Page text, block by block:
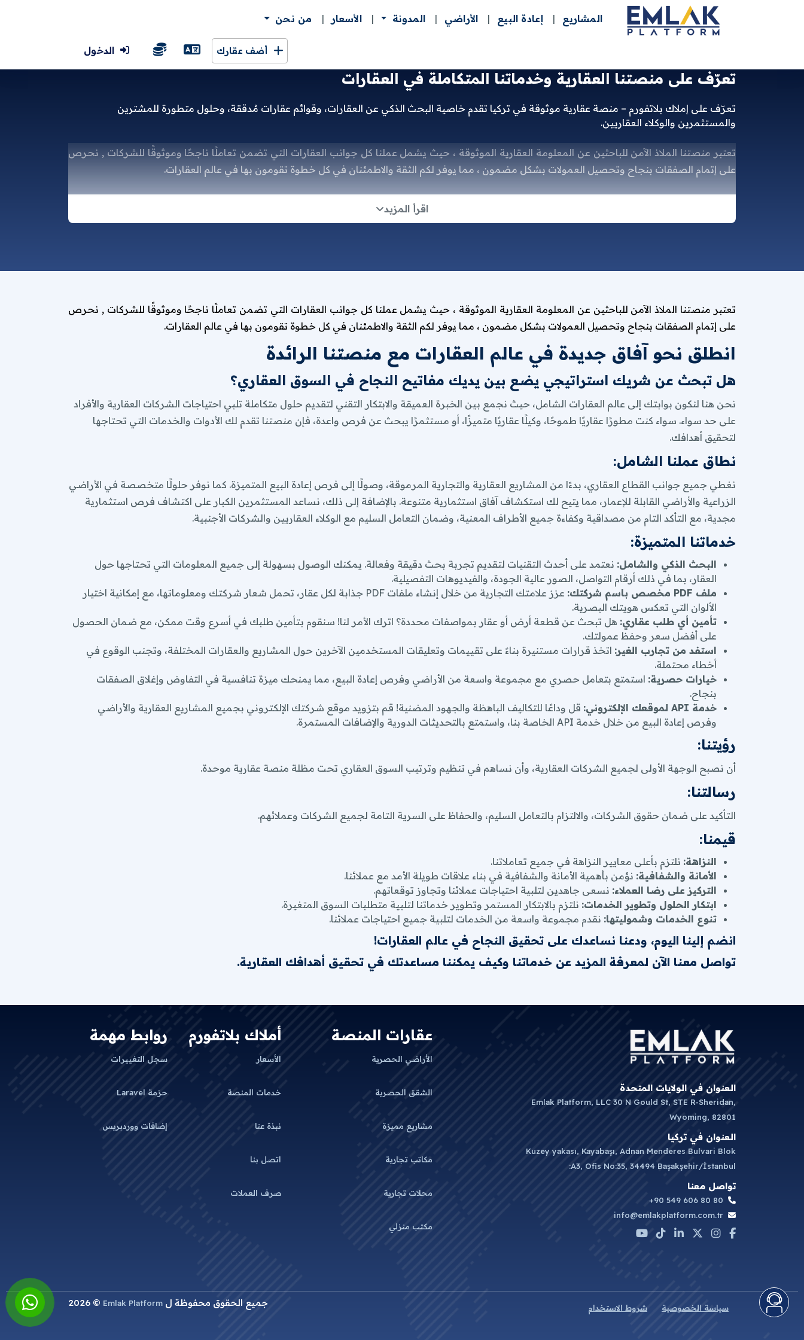
المشاريع إعادة البيع الأراضي المدونة الأسعار من نحن
أضف عقارك الدخول
تعرّف على منصتنا العقارية وخدماتنا المتكاملة في العقارات
تعرّف على إملاك بلاتفورم – منصة عقارية موثوقة في تركيا تقدم خاصية البحث الذكي عن العقارات، وقوائم عقارات مُدققة، وحلول متطورة للمشترين
والمستثمرين والوكلاء العقاريين.
تعتبر منصتنا الملاذ الآمن للباحثين عن المعلومة العقارية الموثوقة ، حيث يشمل عملنا كل جوانب العقارات التي تضمن تعاملًا ناجحًا وموثوقًا للشركات , نحرص
على إتمام الصفقات بنجاح وتحصيل العمولات بشكل مضمون ، مما يوفر لكم الثقة والاطمئنان في كل خطوة تقومون بها في عالم العقارات.
انطلق نحو آفاق جديدة في عالم العقارات مع منصتنا الرائدة
هل تبحث عن شريك استراتيجي يضع بين يديك مفاتيح النجاح في السوق العقاري؟
لتحقيق أهدافك.
نغطي جميع جوانب القطاع العقاري، بدءًا من المشاريع العقارية والتجارية المرموقة، وصولًا إلى فرص إعادة البيع المتميزة. كما نوفر حلولًا متخصصة في الأراضي
الزراعية والأراضي القابلة للإعمار، مما يتيح لك استكشاف آفاق استثمارية متنوعة. بالإضافة إلى ذلك، نساعد المستثمرين الكبار على اكتشاف فرص استثمارية
مجدية، مع التأكد التام من مصداقية وكفاءة جميع الأطراف المعنية، وضمان التعامل السليم مع الوكلاء العقاريين والشركات الأجنبية.
خدماتنا المتميزة:
البحث الذكي والشامل:نعتمد على أحدث التقنيات لتقديم تجربة بحث دقيقة وفعالة. يمكنك الوصول بسهولة إلى جميع المعلومات التي تحتاجها حول
العقار، بما في ذلك أرقام التواصل، الصور عالية الجودة، والفيديوهات التفصيلية.
ملف PDF مخصص باسم شركتك:
عزز علامتك التجارية من خلال إنشاء ملفات PDF جذابة لكل عقار، تحمل شعار شركتك ومعلوماتها، مع إمكانية اختيار
الألوان التي تعكس هويتك البصرية.
تأمين أي طلب عقاري:
على أفضل سعر وحفظ عمولتك.
استفد من تجارب الغير:اتخذ قرارات مستنيرة بناءً على تقييمات وتعليقات المستخدمين الآخرين حول المشاريع والعقارات المختلفة، وتجنب الوقوع في
أخطاء محتملة.
خيارات حصرية:
استمتع بتعامل حصري مع مجموعة واسعة من الأراضي وفرص إعادة البيع، مما يمنحك ميزة تنافسية في التفاوض وإغلاق الصفقات
بنجاح.
خدمة API لموقعك الإلكتروني:
رؤيتنا:
أن نصبح الوجهة الأولى لجميع الشركات العقارية، وأن نساهم في تنظيم وترتيب السوق العقاري تحت مظلة منصة عقارية موحدة.
رسالتنا:
التأكيد على ضمان حقوق الشركات، والالتزام بالتعامل السليم، والحفاظ على السرية التامة لجميع الشركات وعملائهم.
قيمنا:
النزاهة:
نلتزم بأعلى معايير النزاهة في جميع تعاملاتنا.
الأمانة والشفافية:نؤمن بأهمية الأمانة والشفافية في بناء علاقات طويلة الأمد مع عملائنا.
التركيز على رضا العملاء:نسعى جاهدين لتلبية احتياجات عملائنا وتجاوز توقعاتهم.
ابتكار الحلول وتطوير الخدمات:
نلتزم بالابتكار المستمر وتطوير خدماتنا لتلبية متطلبات السوق المتغيرة.
تنوع الخدمات وشموليتها:
انضم إلينا اليوم، ودعنا نساعدك على تحقيق النجاح في عالم العقارات!
تواصل معنا الآن لمعرفة المزيد عن خدماتنا وكيف يمكننا مساعدتك في تحقيق أهدافك العقارية.
اقرأ المزيد
تعتبر منصتنا الملاذ الآمن للباحثين عن المعلومة العقارية الموثوقة ، حيث يشمل عملنا كل جوانب العقارات التي تضمن تعاملًا ناجحًا وموثوقًا للشركات , نحرص
على إتمام الصفقات بنجاح وتحصيل العمولات بشكل مضمون ، مما يوفر لكم الثقة والاطمئنان في كل خطوة تقومون بها في عالم العقارات.
انطلق نحو آفاق جديدة في عالم العقارات مع منصتنا الرائدة
هل تبحث عن شريك استراتيجي يضع بين يديك مفاتيح النجاح في السوق العقاري؟
نحن هنا لنكون بوابتك إلى عالم العقارات الشامل، حيث نجمع بين الخبرة العميقة والابتكار التقني لتقديم حلول متكاملة تلبي احتياجات الشركات العقارية والأفراد
على حد سواء. سواء كنت مطورًا عقاريًا طموحًا، وكيلًا عقاريًا متميزًا، أو مستثمرًا يبحث عن فرص واعدة، فإن منصتنا تقدم لك الأدوات والخدمات التي تحتاجها
لتحقيق أهدافك.
نطاق عملنا الشامل:
نغطي جميع جوانب القطاع العقاري، بدءًا من المشاريع العقارية والتجارية المرموقة، وصولًا إلى فرص إعادة البيع المتميزة. كما نوفر حلولًا متخصصة في الأراضي
الزراعية والأراضي القابلة للإعمار، مما يتيح لك استكشاف آفاق استثمارية متنوعة. بالإضافة إلى ذلك، نساعد المستثمرين الكبار على اكتشاف فرص استثمارية
مجدية، مع التأكد التام من مصداقية وكفاءة جميع الأطراف المعنية، وضمان التعامل السليم مع الوكلاء العقاريين والشركات الأجنبية.
خدماتنا المتميزة:
البحث الذكي والشامل: نعتمد على أحدث التقنيات لتقديم تجربة بحث دقيقة وفعالة. يمكنك الوصول بسهولة إلى جميع المعلومات التي تحتاجها حول
العقار، بما في ذلك أرقام التواصل، الصور عالية الجودة، والفيديوهات التفصيلية.
ملف PDF مخصص باسم شركتك:
عزز علامتك التجارية من خلال إنشاء ملفات PDF جذابة لكل عقار، تحمل شعار شركتك ومعلوماتها، مع إمكانية اختيار
الألوان التي تعكس هويتك البصرية.
تأمين أي طلب عقاري: هل تبحث عن قطعة أرض أو عقار بمواصفات محددة؟ اترك الأمر لنا! سنقوم بتأمين طلبك في أسرع وقت ممكن، مع ضمان الحصول
على أفضل سعر وحفظ عمولتك.
استفد من تجارب الغير: اتخذ قرارات مستنيرة بناءً على تقييمات وتعليقات المستخدمين الآخرين حول المشاريع والعقارات المختلفة، وتجنب الوقوع في
أخطاء محتملة.
خيارات حصرية: استمتع بتعامل حصري مع مجموعة واسعة من الأراضي وفرص إعادة البيع، مما يمنحك ميزة تنافسية في التفاوض وإغلاق الصفقات
بنجاح.
خدمة API لموقعك الإلكتروني:
قل وداعًا للتكاليف الباهظة والجهود المضنية! قم بتزويد موقع شركتك الإلكتروني بجميع المشاريع العقارية والأراضي
وفرص إعادة البيع من خلال خدمة API الخاصة بنا، واستمتع بالتحديثات الدورية والإضافات المستمرة.
رؤيتنا:
أن نصبح الوجهة الأولى لجميع الشركات العقارية، وأن نساهم في تنظيم وترتيب السوق العقاري تحت مظلة منصة عقارية موحدة.
رسالتنا:
التأكيد على ضمان حقوق الشركات، والالتزام بالتعامل السليم، والحفاظ على السرية التامة لجميع الشركات وعملائهم.
قيمنا:
النزاهة: نلتزم بأعلى معايير النزاهة في جميع تعاملاتنا.
الأمانة والشفافية: نؤمن بأهمية الأمانة والشفافية في بناء علاقات طويلة الأمد مع عملائنا.
التركيز على رضا العملاء: نسعى جاهدين لتلبية احتياجات عملائنا وتجاوز توقعاتهم.
ابتكار الحلول وتطوير الخدمات: نلتزم بالابتكار المستمر وتطوير خدماتنا لتلبية متطلبات السوق المتغيرة.
تنوع الخدمات وشموليتها: نقدم مجموعة واسعة من الخدمات لتلبية جميع احتياجات عملائنا.
انضم إلينا اليوم، ودعنا نساعدك على تحقيق النجاح في عالم العقارات!
تواصل معنا الآن لمعرفة المزيد عن خدماتنا وكيف يمكننا مساعدتك في تحقيق أهدافك العقارية.
العنوان في الولايات المتحدة
Emlak Platform, LLC 30 N Gould St, STE R-Sheridan,
Wyoming, 82801
العنوان في تركيا
Kuzey yakası, Kayabaşı, Adnan Menderes Bulvari Blok
:A3, Ofis No:35, 34494 Başakşehir/İstanbul
تواصل معنا
+90 549 606 80 80
info@emlakplatform.com.tr
عقارات المنصة
الأراضي الحصرية
الشقق الحصرية
مشاريع مميزة
مكاتب تجارية
محلات تجارية
مكتب منزلي
أملاك بلاتفورم
الأسعار
خدمات المنصة
نبذة عنا
اتصل بنا
صرف العملات
روابط مهمة
سجل التغييرات
حزمة Laravel
إضافات ووردبريس
سياسة الخصوصية شروط الاستخدام جميع الحقوق محفوظة ل Emlak Platform
© 2026